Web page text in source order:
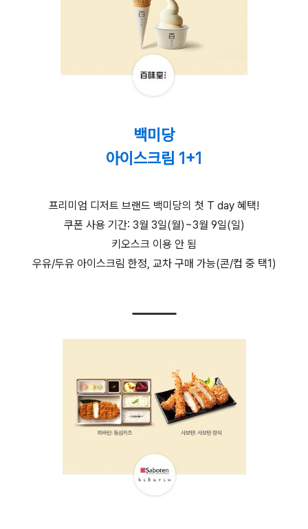
백미당
아이스크림 1+1
프리미엄 디저트 브랜드 백미당의 첫 T day 혜택!
쿠폰 사용 기간: 3월 3일(월)~3월 9일(일)
키오스크 이용 안 됨
우유/두유 아이스크림 한정, 교차 구매 가능(콘/컵 중 택1)